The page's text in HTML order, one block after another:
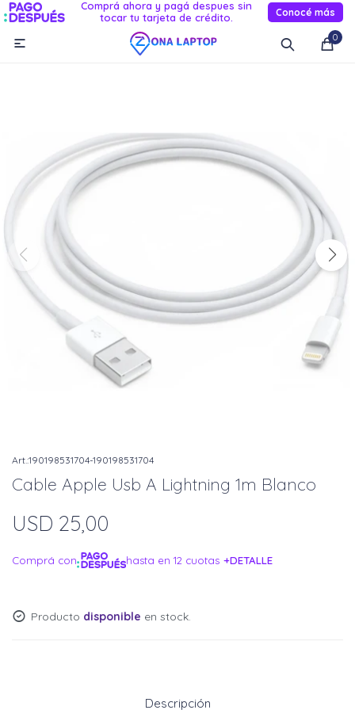
Comprá ahora y pagá despues sin
tocar tu tarjeta de crédito.
Conocé más
0

190198531704-190198531704
Cable Apple Usb A Lightning 1m Blanco
USD 25,00
Comprá con hasta en 12 cuotas +DETALLE
Producto disponible en stock.
Descripción
MI CUENTA
Novedades
Audio Y TV
Relojes smart